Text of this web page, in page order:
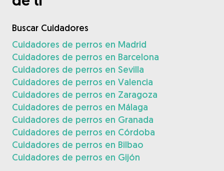
Buscar Cuidadores
Cuidadores de perros en Madrid
Cuidadores de perros en Barcelona
Cuidadores de perros en Sevilla
Cuidadores de perros en Valencia
Cuidadores de perros en Zaragoza
Cuidadores de perros en Málaga
Cuidadores de perros en Granada
Cuidadores de perros en Córdoba
Cuidadores de perros en Bilbao
Cuidadores de perros en Gijón